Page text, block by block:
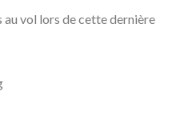
au vol lors de cette dernière